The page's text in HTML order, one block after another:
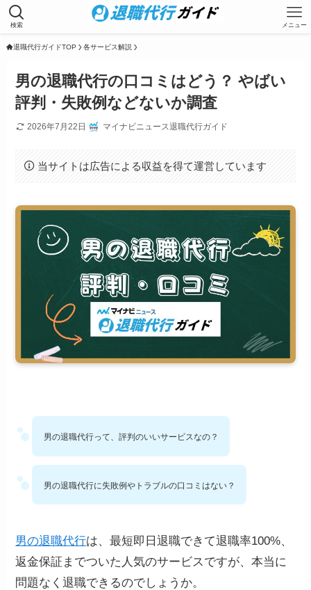
検索 メニュー
退職代行ガイドTOP 各サービス解説
男の退職代行の口コミはどう？ やばい
評判・失敗例などないか調査
2026年7月22日 マイナビニュース退職代行ガイド
当サイトは広告による収益を得て運営しています
男の退職代行って、評判のいいサービスなの？
男の退職代行に失敗例やトラブルの口コミはない？
男の退職代行は、最短即日退職できて退職率100%、
返金保証までついた人気のサービスですが、本当に
問題なく退職できるのでしょうか。